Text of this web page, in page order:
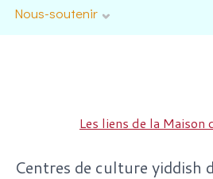
Nous-soutenir
Les liens de la
Centres de culture yiddish